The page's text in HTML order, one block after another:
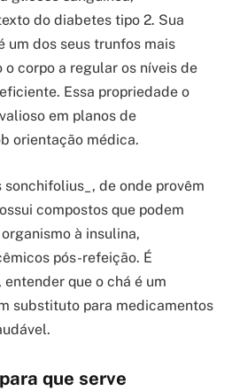
do diabetes tipo 2. Sua
um dos seus trunfos mais
corpo a regular os níveis de
Essa propriedade o
em planos de
orientação médica.
de onde provêm
compostos que podem
à insulina,
pós-refeição. É
que o chá é um
substituto para medicamentos
que serve